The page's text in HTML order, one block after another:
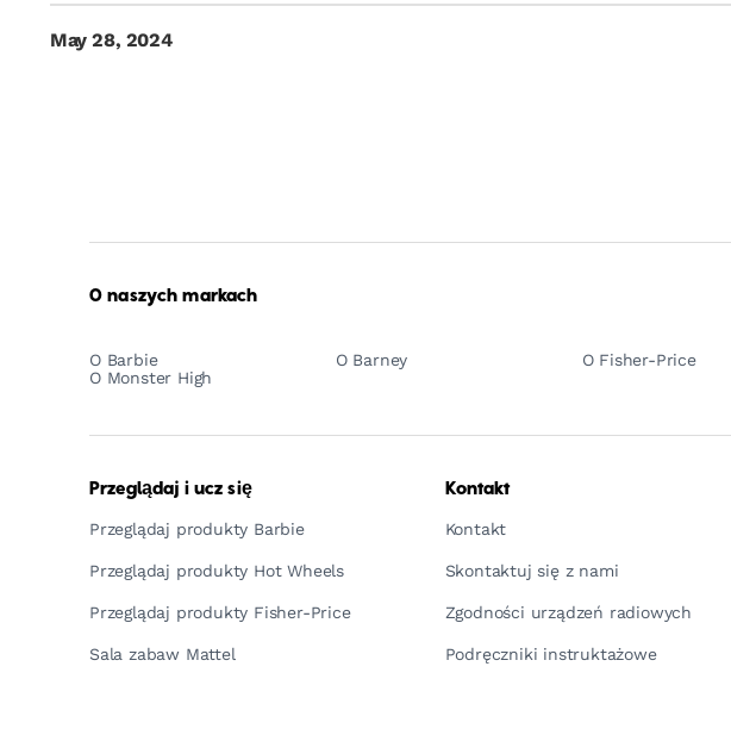
May 28, 2024
O naszych markach
O Barbie O Barney O Fisher-Price
O Monster High
Przeglądaj i ucz się
Przeglądaj produkty Barbie
Przeglądaj produkty Hot Wheels
Przeglądaj produkty Fisher-Price
Sala zabaw Mattel
Kontakt
Kontakt
Skontaktuj się z nami
Zgodności urządzeń radiowych
Podręczniki instruktażowe